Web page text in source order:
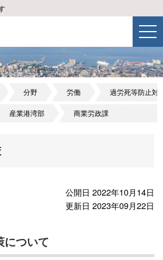
分野 労働 過労死等防止対
産業港湾部 商業労政課
公開日 2022年10月14日
更新日 2023年09月22日
について